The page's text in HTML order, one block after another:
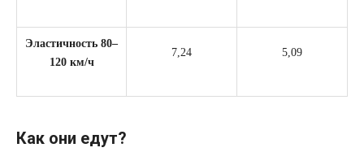
Эластичность 80–
120 км/ч
7,24 5,09
Как они едут?